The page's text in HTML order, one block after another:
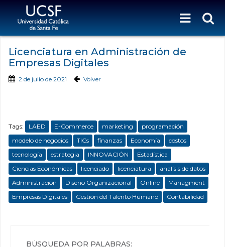
Licenciatura en Administración de
Empresas Digitales
2 de julio de 2021 Volver
Tags: LAED E-Commerce marketing
programación
modelo de negocios
TICs finanzas Economía
costos
tecnología
estrategia INNOVACIÓN
Estadística
Ciencias Económicas
licenciado licenciatura
analísis de datos
Administración
Diseño Organizacional Online
Managment
Empresas Digitales
Gestión del Talento Humano Contabilidad
BÚSQUEDA POR PALABRAS: